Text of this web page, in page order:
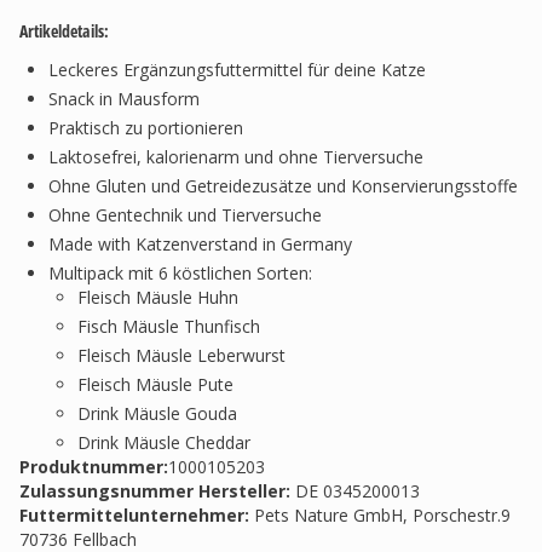
Artikeldetails:
Leckeres Ergänzungsfuttermittel für deine Katze
Snack in Mausform
Praktisch zu portionieren
Laktosefrei, kalorienarm und ohne Tierversuche
Ohne Gluten und Getreidezusätze und Konservierungsstoffe
Ohne Gentechnik und Tierversuche
Made with Katzenverstand in Germany
Multipack mit 6 köstlichen Sorten:
Fleisch Mäusle Huhn
Fisch Mäusle Thunfisch
Fleisch Mäusle Leberwurst
Fleisch Mäusle Pute
Drink Mäusle Gouda
Drink Mäusle Cheddar
Produktnummer:1000105203
Zulassungsnummer Hersteller: DE 0345200013
Futtermittelunternehmer: Pets Nature GmbH, Porschestr.9
70736 Fellbach